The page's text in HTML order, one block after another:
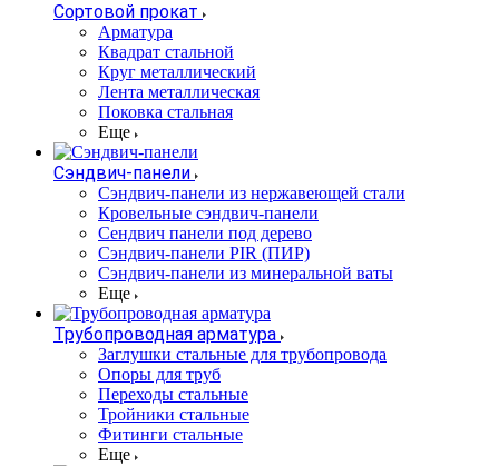
Сортовой прокат
Арматура
Квадрат стальной
Круг металлический
Лента металлическая
Поковка стальная
Еще
Сэндвич-панели
Cэндвич-панели из нержавеющей стали
Кровельные сэндвич-панели
Сендвич панели под дерево
Сэндвич-панели PIR (ПИР)
Сэндвич-панели из минеральной ваты
Еще
Трубопроводная арматура
Заглушки стальные для трубопровода
Опоры для труб
Переходы стальные
Тройники стальные
Фитинги стальные
Еще